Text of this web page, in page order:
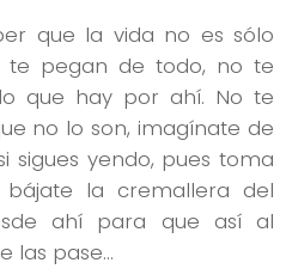
que la vida no es sólo
te pegan de todo, no te
que hay por ahí. No te
no lo son, imagínate de
sigues yendo, pues toma
bájate la cremallera del
ahí para que así al
las pase…